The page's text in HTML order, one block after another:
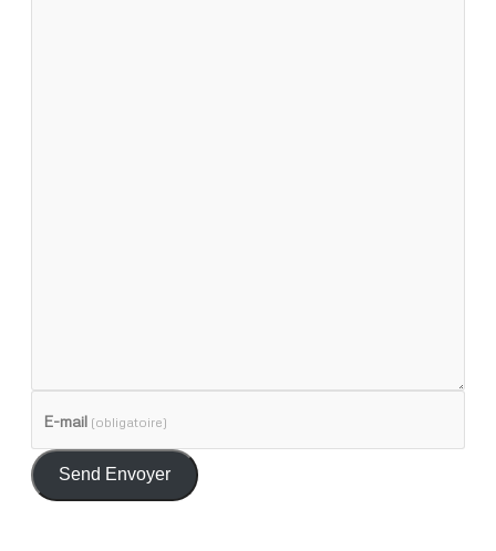
E-mail (obligatoire)
Send Envoyer